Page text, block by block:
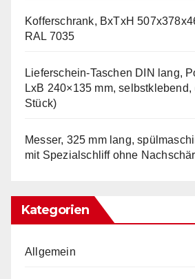
Kofferschrank, BxTxH
RAL 7035
Lieferschein-Taschen DIN lang,
LxB 240×135 mm, selbstklebend,
Stück)
Messer, 325 mm lang,
mit Spezialschliff ohne
Kategorien
Allgemein